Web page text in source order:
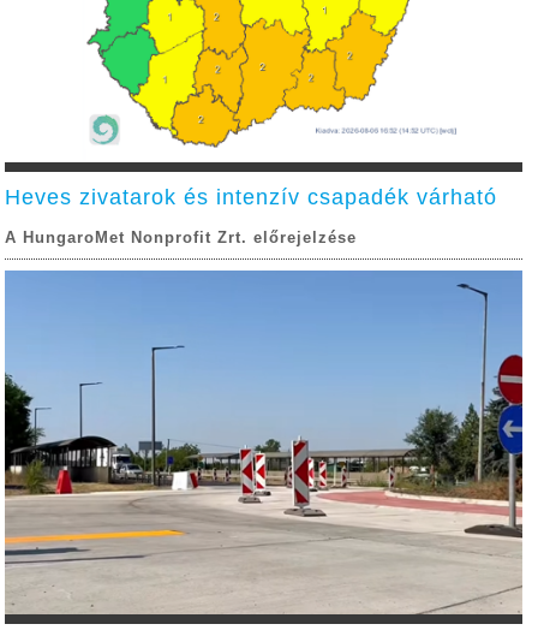
Heves zivatarok és intenzív csapadék várható
A HungaroMet Nonprofit Zrt. előrejelzése